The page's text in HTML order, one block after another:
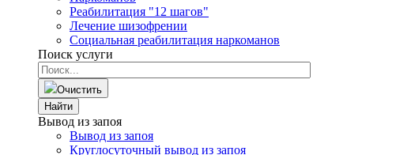
Реабилитация "12 шагов"
Лечение шизофрении
Социальная реабилитация наркоманов
Поиск услуги
Очистить
Найти
Вывод из запоя
Вывод из запоя
Круглосуточный вывод из запоя